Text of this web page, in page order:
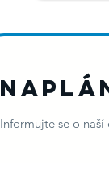
Informujte se o